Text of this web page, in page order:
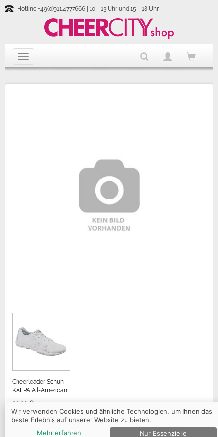
Hotline +49(0)911.4777666 | 10 - 13 Uhr und 15 - 18 Uhr
Cheerleader Schuh -
KAEPA All-American
99,90 €
Wir verwenden Cookies und ähnliche Technologien, um Ihnen das
beste Erlebnis auf unserer Website zu bieten.
Mehr erfahren
Nur Essenzielle